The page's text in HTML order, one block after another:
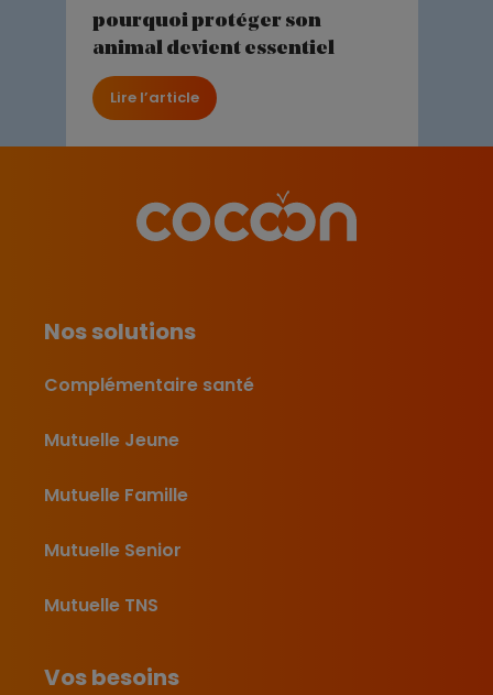
pourquoi protéger son
animal devient essentiel
Lire l’article
Nos solutions
Complémentaire santé
Mutuelle Jeune
Mutuelle Famille
Mutuelle Senior
Mutuelle TNS
Vos besoins